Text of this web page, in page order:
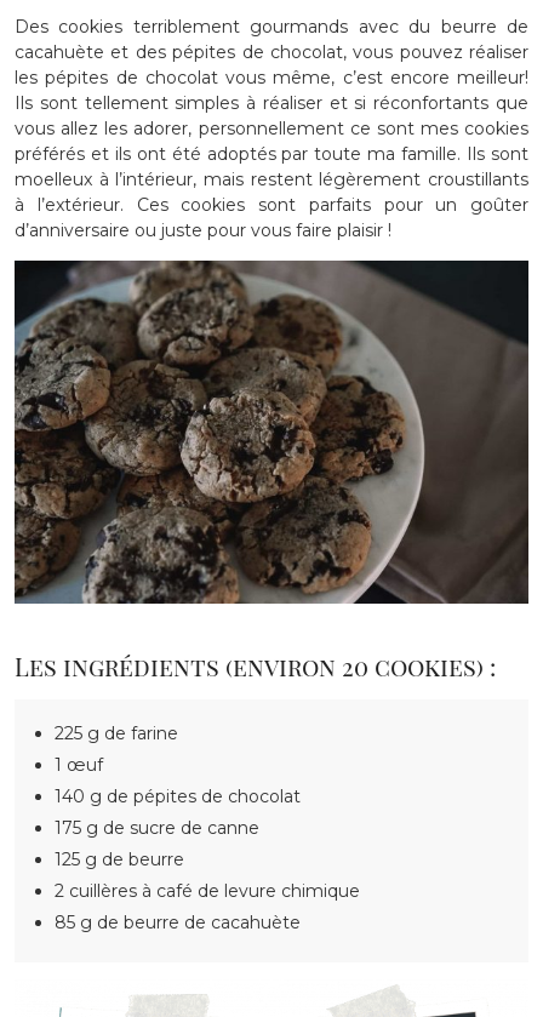
Des cookies terriblement gourmands avec du beurre de
cacahuète et des pépites de chocolat, vous pouvez réaliser
les pépites de chocolat vous même, c’est encore meilleur!
Ils sont tellement simples à réaliser et si réconfortants que
vous allez les adorer, personnellement ce sont mes cookies
préférés et ils ont été adoptés par toute ma famille. Ils sont
moelleux à l’intérieur, mais restent légèrement croustillants
à l’extérieur. Ces cookies sont parfaits pour un goûter
d’anniversaire ou juste pour vous faire plaisir !
Les ingrédients (environ 20 cookies) :
225 g de farine
1 œuf
140 g de pépites de chocolat
175 g de sucre de canne
125 g de beurre
2 cuillères à café de levure chimique
85 g de beurre de cacahuète